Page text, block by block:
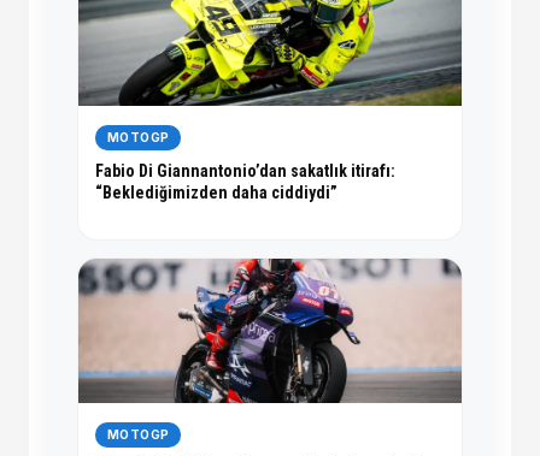
MOTOGP
Fabio Di Giannantonio’dan sakatlık itirafı:
“Beklediğimizden daha ciddiydi”
MOTOGP